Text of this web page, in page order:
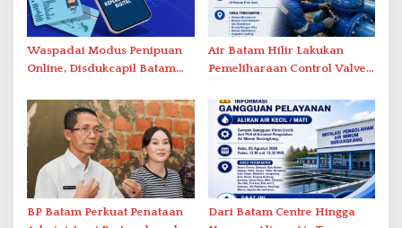
Waspadai Modus Penipuan
Online, Disdukcapil Batam
Tatap Muka
Air Batam Hilir Lakukan
Pemeliharaan Control Valve,
BP Batam Perkuat Penataan
Dari Batam Centre Hingga